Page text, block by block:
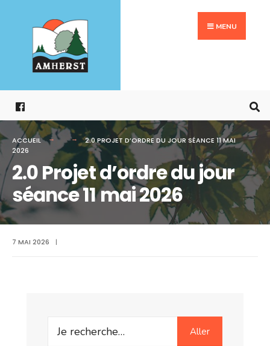
contenu
MENU
ACCUEIL
2.0 PROJET D’ORDRE DU JOUR SÉANCE 11 MAI
2026
2.0 Projet d’ordre du jour
séance 11 mai 2026
7 MAI 2026 |
Search
Aller
for: